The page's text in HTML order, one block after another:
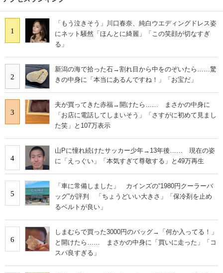
1
「もう泣きそう」川口春奈、純白ウエディングドレス姿
にネット騒然「ほんとに綺麗」「この笑顔が切なすぎ
る」
2
新潟の海で拾った石→割れ目から中をのぞいたら……驚
きの中身に「本当にあるんですね！」「お宝だ」
3
夫が買ってきた赤福→開けたら…… まさかの中身に
「お店に電話してしまいそう」「さすがに初めて見まし
た笑」と107万表示
4
山Pに憧れ続けたサッカー少年→13年後…… 現在の姿
に「えっぐい」「本気すぎて尊敬する」と49万再生
5
「車に常備しました」 カインズの“1980円クーラーバ
ッグ”が評判 「ちょうどいい大きさ」「保冷剤を止め
るベルトが良い」
6
しまむらで買った3000円のバッグ→「何か入ってる！」
と開けたら…… まさかの中身に「買いに走った」「コ
スパ良すぎる」